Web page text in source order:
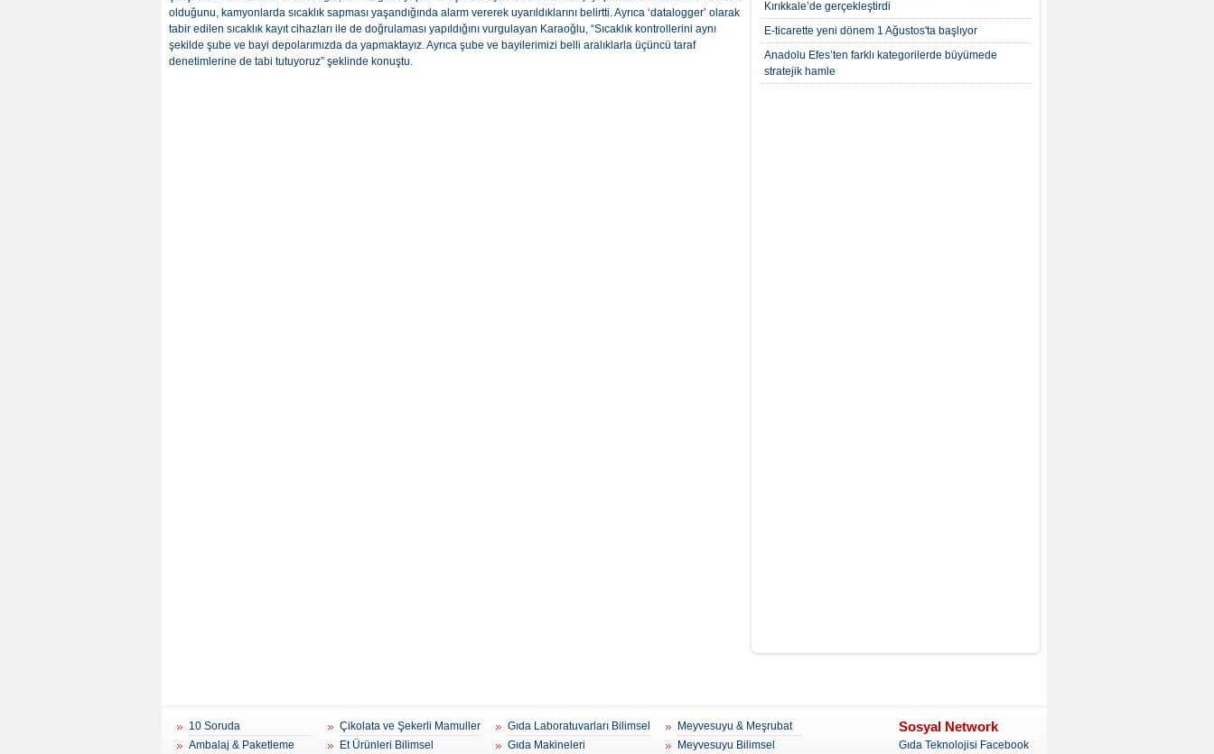
Kırıkkale’de gerçekleştirdi
E-ticarette yeni dönem 1 Ağustos'ta başlıyor
Anadolu Efes’ten farklı kategorilerde büyümede
stratejik hamle
olduğunu, kamyonlarda sıcaklık sapması yaşandığında alarm vererek uyarıldıklarını belirtti. Ayrıca ‘datalogger’ olarak
tabir edilen sıcaklık kayıt cihazları ile de doğrulaması yapıldığını vurgulayan Karaoğlu, “Sıcaklık kontrollerini aynı
şekilde şube ve bayi depolarımızda da yapmaktayız. Ayrıca şube ve bayilerimizi belli aralıklarla üçüncü taraf
denetimlerine de tabi tutuyoruz” şeklinde konuştu.
10 Soruda
Ambalaj & Paketleme
Çikolata ve Şekerli Mamuller
Et Ürünleri Bilimsel
Gıda Laboratuvarları Bilimsel
Gıda Makineleri
Meyvesuyu & Meşrubat
Meyvesuyu Bilimsel
Sosyal Network
Gıda Teknolojisi Facebook